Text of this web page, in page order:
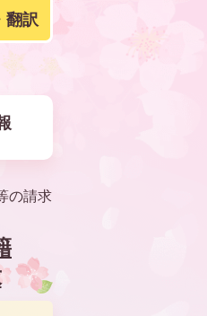
翻訳
の請求